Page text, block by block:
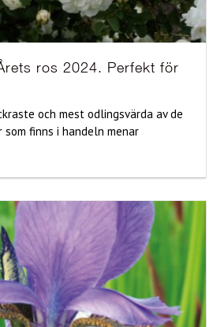
ros 2024. Perfekt för
och mest odlingsvärda av de
finns i handeln menar